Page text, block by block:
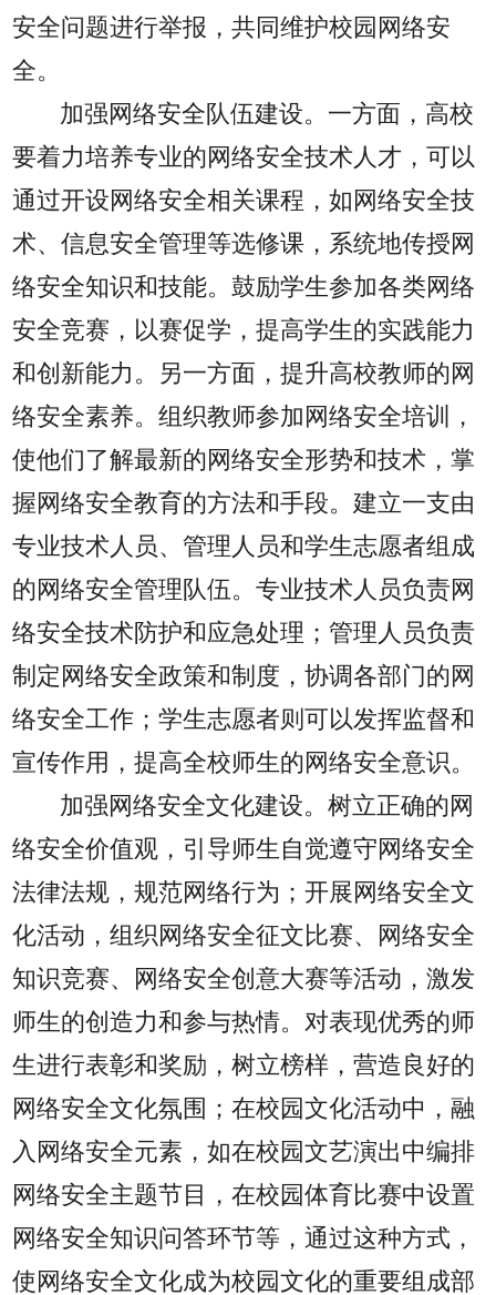
安全问题进行举报，共同维护校园网络安
全。
加强网络安全队伍建设。一方面，高校
要着力培养专业的网络安全技术人才，可以
通过开设网络安全相关课程，如网络安全技
术、信息安全管理等选修课，系统地传授网
络安全知识和技能。鼓励学生参加各类网络
安全竞赛，以赛促学，提高学生的实践能力
和创新能力。另一方面，提升高校教师的网
络安全素养。组织教师参加网络安全培训，
使他们了解最新的网络安全形势和技术，掌
握网络安全教育的方法和手段。建立一支由
专业技术人员、管理人员和学生志愿者组成
的网络安全管理队伍。专业技术人员负责网
络安全技术防护和应急处理；管理人员负责
制定网络安全政策和制度，协调各部门的网
络安全工作；学生志愿者则可以发挥监督和
宣传作用，提高全校师生的网络安全意识。
加强网络安全文化建设。树立正确的网
络安全价值观，引导师生自觉遵守网络安全
法律法规，规范网络行为；开展网络安全文
化活动，组织网络安全征文比赛、网络安全
知识竞赛、网络安全创意大赛等活动，激发
师生的创造力和参与热情。对表现优秀的师
生进行表彰和奖励，树立榜样，营造良好的
网络安全文化氛围；在校园文化活动中，融
入网络安全元素，如在校园文艺演出中编排
网络安全主题节目，在校园体育比赛中设置
网络安全知识问答环节等，通过这种方式，
使网络安全文化成为校园文化的重要组成部